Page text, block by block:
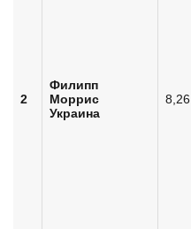
2
Филипп
Моррис
Украина
8,26